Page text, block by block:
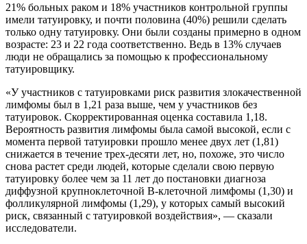
21% больных раком и 18% участников контрольной группы
имели татуировку, и почти половина (40%) решили сделать
только одну татуировку. Они были созданы примерно в одном
возрасте: 23 и 22 года соответственно. Ведь в 13% случаев
люди не обращались за помощью к профессиональному
татуировщику.
«У участников с татуировками риск развития злокачественной
лимфомы был в 1,21 раза выше, чем у участников без
татуировок. Скорректированная оценка составила 1,18.
Вероятность развития лимфомы была самой высокой, если с
момента первой татуировки прошло менее двух лет (1,81)
снижается в течение трех-десяти лет, но, похоже, это число
снова растет среди людей, которые сделали свою первую
татуировку более чем за 11 лет до постановки диагноза
диффузной крупноклеточной В-клеточной лимфомы (1,30) и
фолликулярной лимфомы (1,29), у которых самый высокий
риск, связанный с татуировкой воздействия», — сказали
исследователи.